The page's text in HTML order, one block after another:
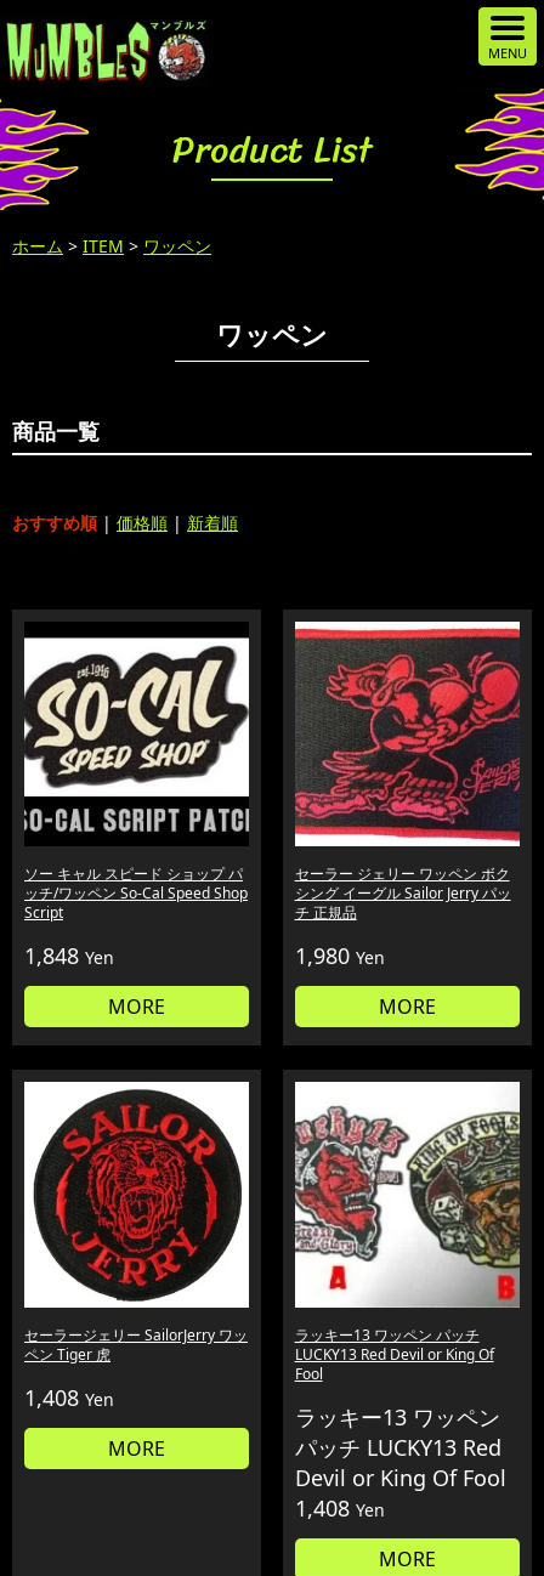
Product List
ホーム > ITEM > ワッペン
ワッペン
商品一覧
おすすめ順 | 価格順 | 新着順
ソー キャル スピード ショップ パ
ッチ/ワッペン So-Cal Speed Shop
Script
1,848 Yen
MORE
セーラー ジェリー ワッペン ボク
シング イーグル Sailor Jerry パッ
チ 正規品
1,980 Yen
MORE
セーラージェリー SailorJerry ワッ
ペン Tiger 虎
1,408 Yen
MORE
ラッキー13 ワッペン パッチ
LUCKY13 Red Devil or King Of
Fool
ラッキー13 ワッペン
パッチ LUCKY13 Red
Devil or King Of Fool
1,408 Yen
MORE